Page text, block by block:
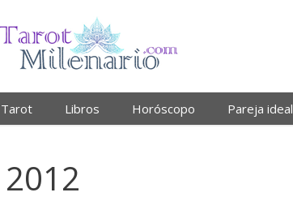
Libros Horóscopo Pareja ideal